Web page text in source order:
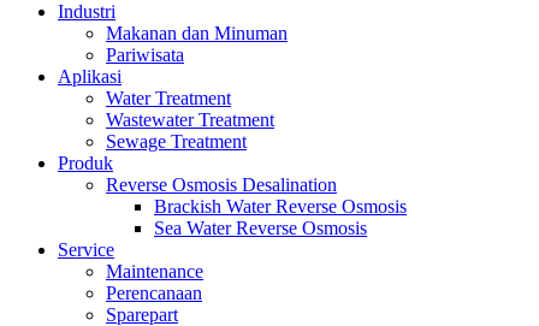
Industri
Makanan dan Minuman
Pariwisata
Aplikasi
Water Treatment
Wastewater Treatment
Sewage Treatment
Produk
Reverse Osmosis Desalination
Brackish Water Reverse Osmosis
Sea Water Reverse Osmosis
Service
Maintenance
Perencanaan
Sparepart